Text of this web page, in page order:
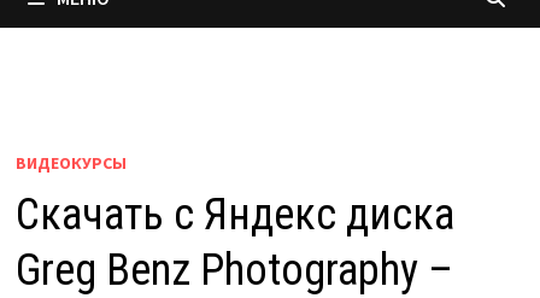
ВИДЕОКУРСЫ
Скачать с Яндекс диска
Greg Benz Photography –